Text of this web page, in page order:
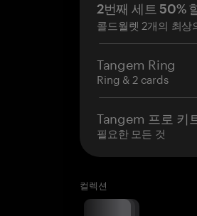
2번째 세트 50%
콜드월렛 2개의 최상
Tangem Ring
Ring & 2 cards
Tangem 프로 키
필요한 모든 것
컬렉션